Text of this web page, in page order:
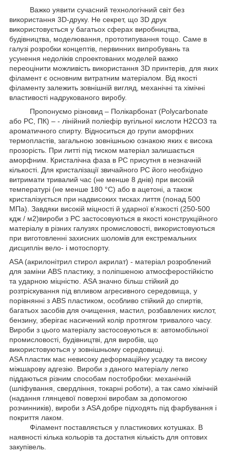
Важко уявити сучасний технологічний світ без
використання 3D-друку. Не секрет, що 3D друк
використовується у багатьох сферах виробництва,
будівництва, моделювання, прототипування тощо. Саме в
галузі розробки концептів, первинних випробувань та
усунення недоліків спроектованих моделей важко
переоцінити можливість використання 3D принтерів, для яких
філамент є основним витратним матеріалом. Від якості
філаменту залежить зовнішній вигляд, механічні та хімічні
властивості надрукованого виробу.
Пропонуємо різновид – Полікарбонат (Polycarbonate
або PC, ПК) – - лінійний поліефір вугільної кислоти Н2СO3 та
ароматичного спирту. Відноситься до групи аморфних
термопластів, загальною зовнішньою ознакою яких є висока
прозорість. При литті під тиском матеріал залишається
аморфним. Кристалічна фаза в PC присутня в незначній
кількості. Для кристалізації звичайного PC його необхідно
витримати тривалий час (не менше 8 днів) при високій
температурі (не менше 180 °С) або в ацетоні, а також
кристалізується при надвисоких тисках лиття (понад 500
МПа). Завдяки високій міцності й ударної в'язкості (250-500
кдж / м2)вироби з PC застосовуються в якості конструкційного
матеріалу в різних галузях промисловості, використовуються
при виготовленні захисних шоломів для екстремальних
дисциплін вело- і мотоспорту.
ASA (акрилонітрил стирол акрилат) - матеріал розроблений
для заміни ABS пластику, з поліпшеною атмосферостійкістю
та ударною міцністю. ASA значно більш стійкий до
розтріскування під впливом агресивного середовища, у
порівнянні з ABS пластиком, особливо стійкий до спиртів,
багатьох засобів для очищення, мастил, розбавлених кислот,
бензину, зберігає насичений колір протягом тривалого часу.
Вироби з цього матеріалу застосовуються в: автомобільної
промисловості, будівництві, для виробів, що
використовуються у зовнішньому середовищі.
ASA пластик має невисоку деформаційну усадку та високу
міжшарову адгезію. Вироби з даного матеріалу легко
піддаються різним способам постобробки: механічній
(шліфування, свердління, токарні роботи), а так само хімічній
(надання глянцевої поверхні виробам за допомогою
розчинників), вироби з ASA добре підходять під фарбування і
покриття лаком.
Філамент поставляється у пластикових котушках. В
наявності кілька кольорів та достатня кількість для оптових
закупівель.